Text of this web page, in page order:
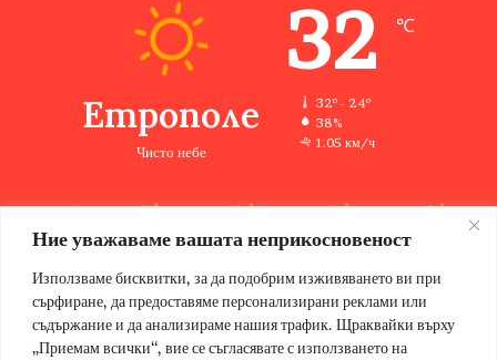
Ние уважаваме вашата неприкосновеност
Използваме бисквитки, за да подобрим изживяването ви при
сърфиране, да предоставяме персонализирани реклами или
съдържание и да анализираме нашия трафик. Щраквайки върху
„Приемам всички“, вие се съгласявате с използването на
Етрополе
Чисто небе
32 ℃
32º - 24º
38%
1.05 км/ч
32 ℃ 34 ℃ 35 ℃ 32 ℃